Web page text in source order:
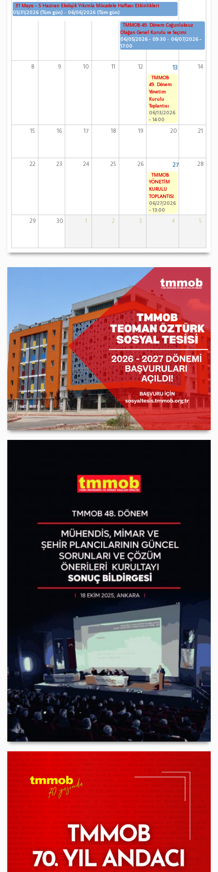
31 Mayıs - 5 Haziran Ekolojik Yıkımla Mücadele Haftası Etkinlikleri
05/31/2026 (Tüm gün) - 06/06/2026 (Tüm gün)
TMMOB 49. Dönem Çoğunluksuz
Olağan Genel Kurulu ve Seçimi
06/05/2026 - 09:30 - 06/07/2026 -
17:00
8 9 10 11 12 13 14
TMMOB
49. Dönem
Yönetim
Kurulu
Toplantısı
06/13/2026
- 14:00
15 16 17 18 19 20 21
22 23 24 25 26 27 28
TMMOB
YÖNETİM
KURULU
TOPLANTISI
06/27/2026
- 13:00
29 30 1 2 3 4 5